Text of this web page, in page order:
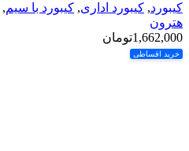
کیبورد, کیبورد اداری, کیبورد با سیم,
هترون
1,662,000تومان
خرید اقساطی